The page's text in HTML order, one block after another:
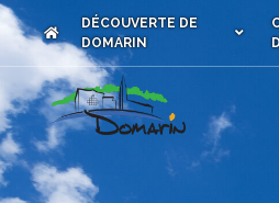
DÉCOUVERTE DE
DOMARIN